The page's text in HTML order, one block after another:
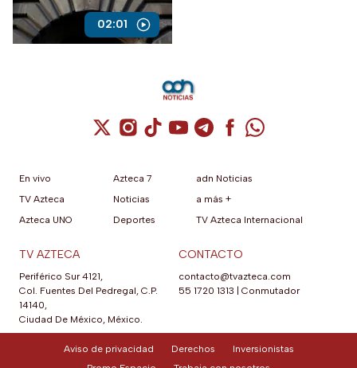
02:01
Cuenta de X / Twitter (se abre en una
Cuenta de Instagram (se abre en una
Cuenta de TikTok (se abre en
Cuenta de YouTube (se abre
Cuenta de Telegram (se
Cuenta de
Cuenta de
En vivo
TV Azteca
Azteca UNO
Azteca 7
Noticias
Deportes
adn Noticias
a más +
TV Azteca Internacional
TV AZTECA
Periférico Sur 4121,
Col. Fuentes Del Pedregal, C.P.
14140,
Ciudad De México, México.
CONTACTO
contacto@tvazteca.com
55 1720 1313
Conmutador
Aviso de privacidad Derechos
Inversionistas